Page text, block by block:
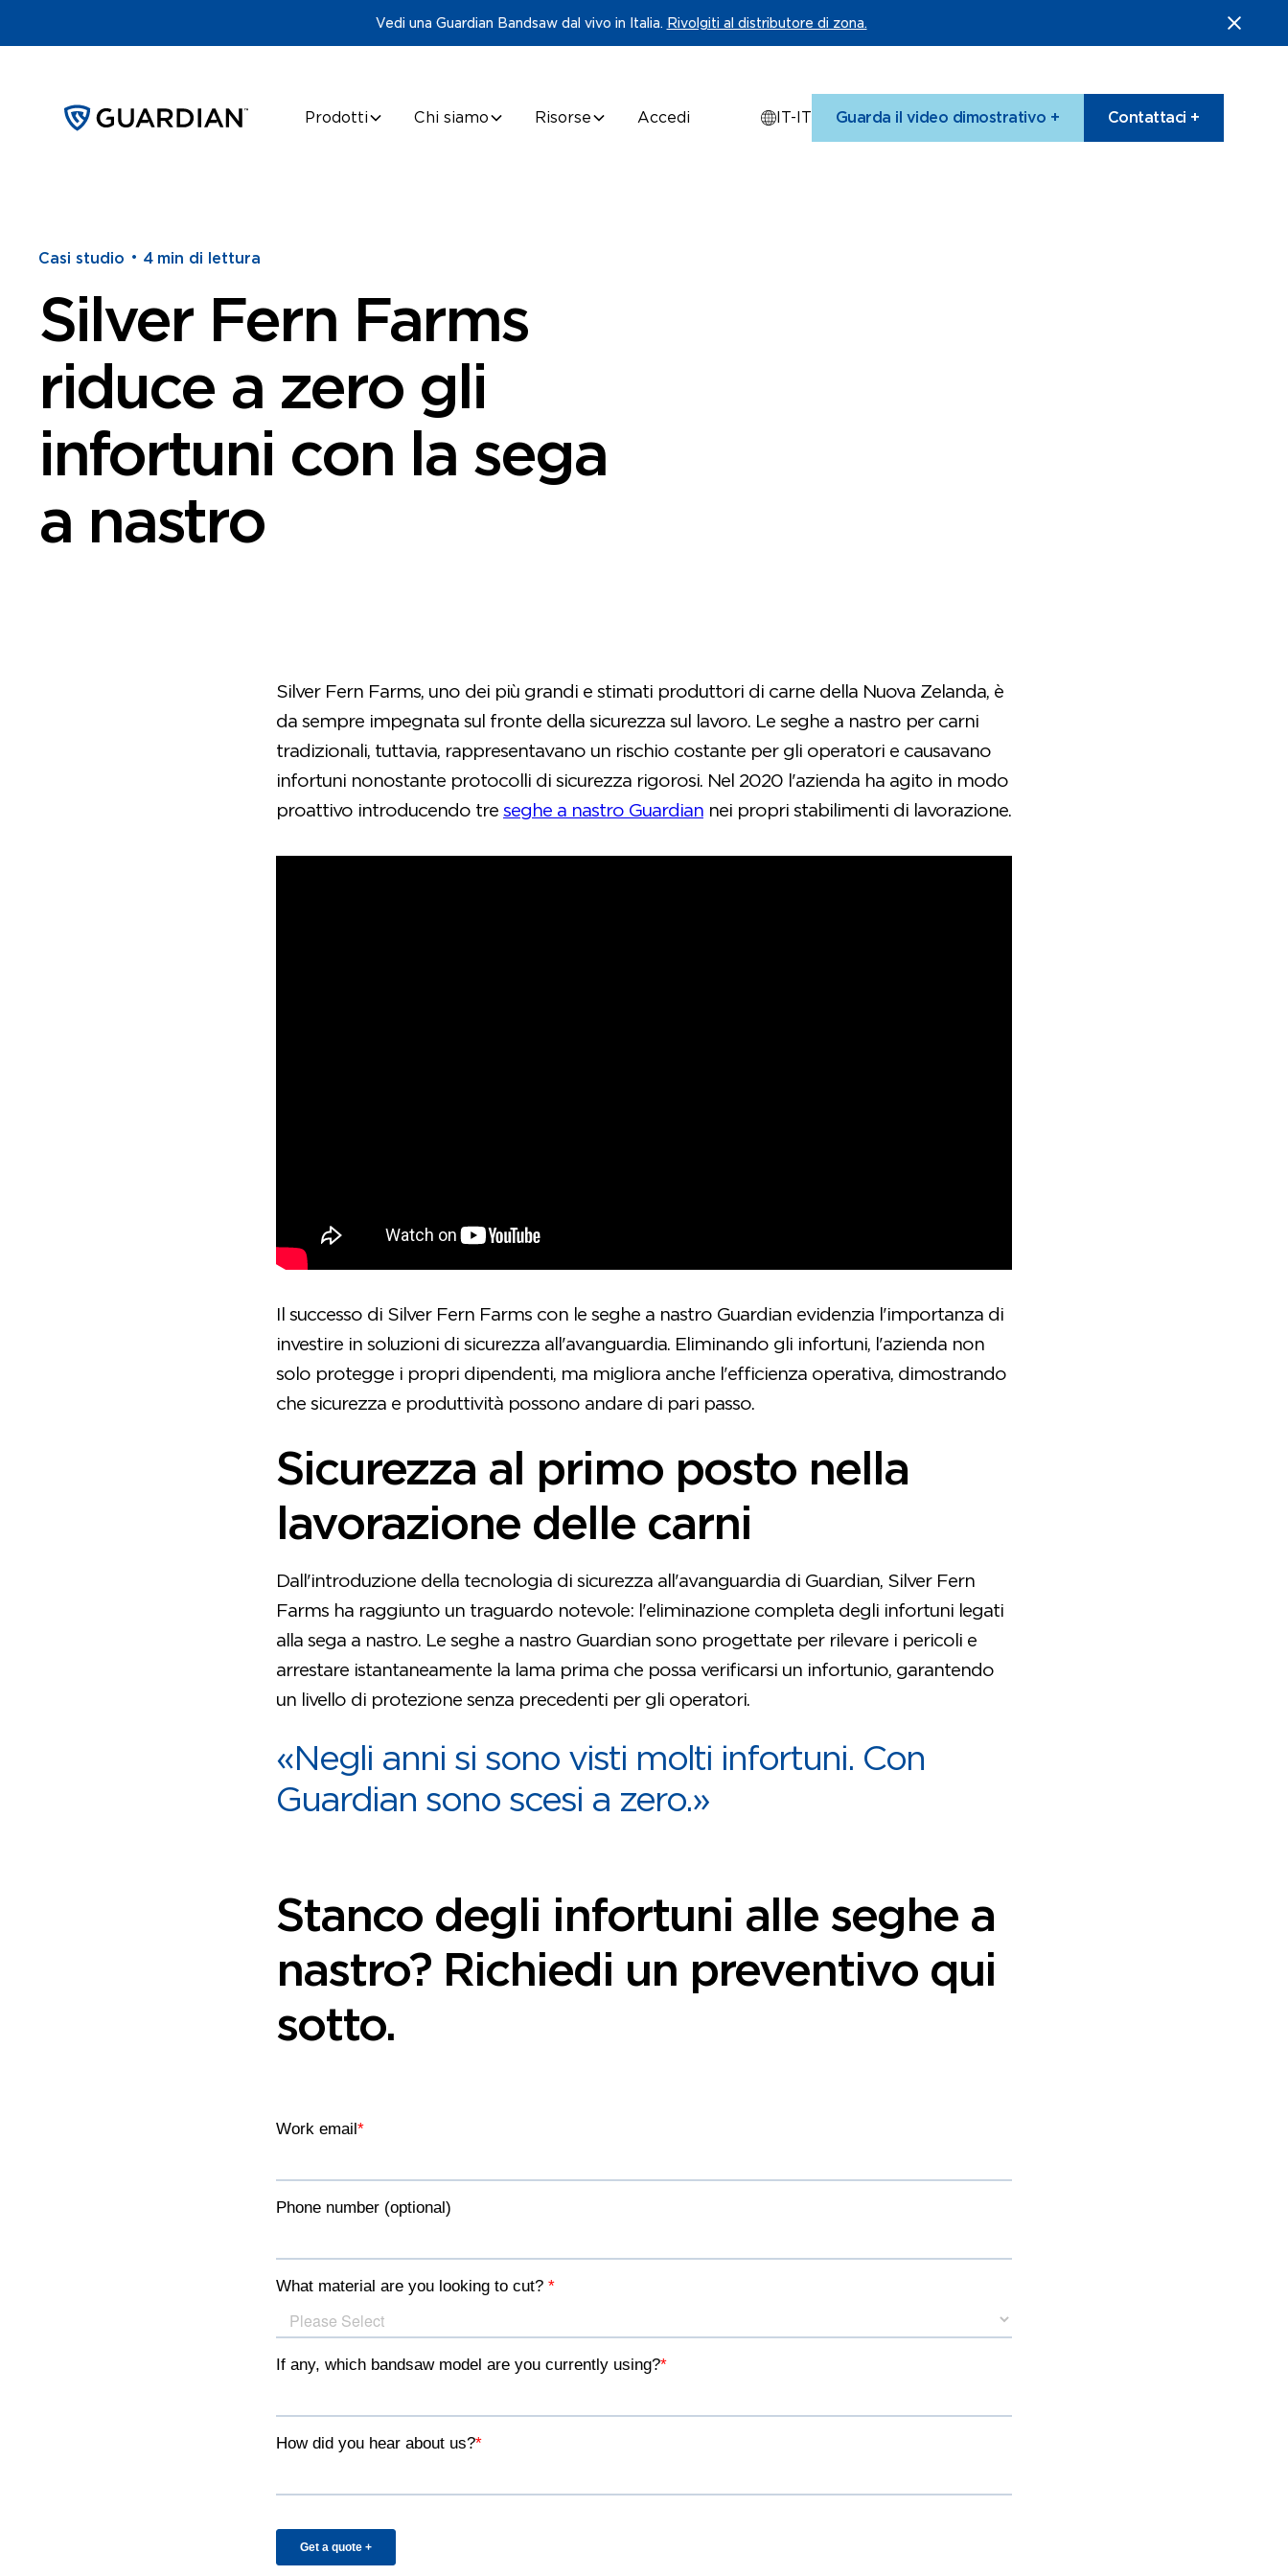
Vedi una Guardian Bandsaw dal vivo in Italia. Rivolgiti al distributore di zona.
Prodotti Chi siamo Risorse Accedi IT-IT Guarda il video dimostrativo + Contattaci +
Casi studio • 4 min di lettura
Silver Fern Farms
riduce a zero gli
infortuni con la sega
a nastro
Silver Fern Farms, uno dei più grandi e stimati produttori di carne della Nuova Zelanda, è
da sempre impegnata sul fronte della sicurezza sul lavoro. Le seghe a nastro per carni
tradizionali, tuttavia, rappresentavano un rischio costante per gli operatori e causavano
infortuni nonostante protocolli di sicurezza rigorosi. Nel 2020 l'azienda ha agito in modo
proattivo introducendo tre seghe a nastro Guardian nei propri stabilimenti di lavorazione.
Il successo di Silver Fern Farms con le seghe a nastro Guardian evidenzia l'importanza di
investire in soluzioni di sicurezza all'avanguardia. Eliminando gli infortuni, l'azienda non
solo protegge i propri dipendenti, ma migliora anche l'efficienza operativa, dimostrando
che sicurezza e produttività possono andare di pari passo.
Sicurezza al primo posto nella
lavorazione delle carni
Dall'introduzione della tecnologia di sicurezza all'avanguardia di Guardian, Silver Fern
Farms ha raggiunto un traguardo notevole: l'eliminazione completa degli infortuni legati
alla sega a nastro. Le seghe a nastro Guardian sono progettate per rilevare i pericoli e
arrestare istantaneamente la lama prima che possa verificarsi un infortunio, garantendo
un livello di protezione senza precedenti per gli operatori.
«Negli anni si sono visti molti infortuni. Con
Guardian sono scesi a zero.»
Stanco degli infortuni alle seghe a
nastro? Richiedi un preventivo qui
sotto.